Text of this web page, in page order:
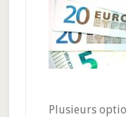
Plusieurs